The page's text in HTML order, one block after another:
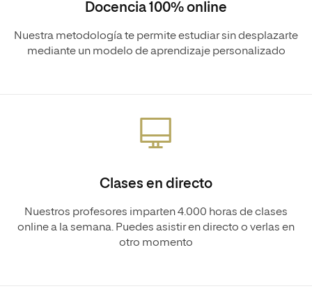
Docencia 100% online
Nuestra metodología te permite estudiar sin desplazarte
mediante un modelo de aprendizaje personalizado
Clases en directo
Nuestros profesores imparten 4.000 horas de clases
online a la semana. Puedes asistir en directo o verlas en
otro momento